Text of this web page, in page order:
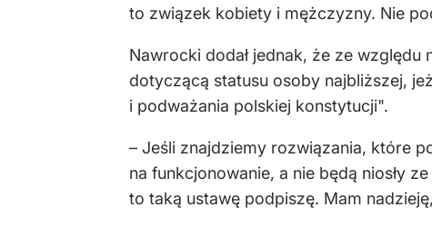
to związek kobiety i mężczyzny. Nie
Nawrocki dodał jednak, że ze
dotyczącą statusu osoby najbliższej,
i podważania polskiej konstytucji".
– Jeśli znajdziemy rozwiązania, które
na funkcjonowanie, a nie będą niosły
to taką ustawę podpiszę. Mam